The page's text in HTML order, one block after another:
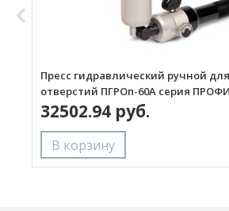
Пресс гидравлический ручной
отверстий ПГРОп-60А серия
32502.94 руб.